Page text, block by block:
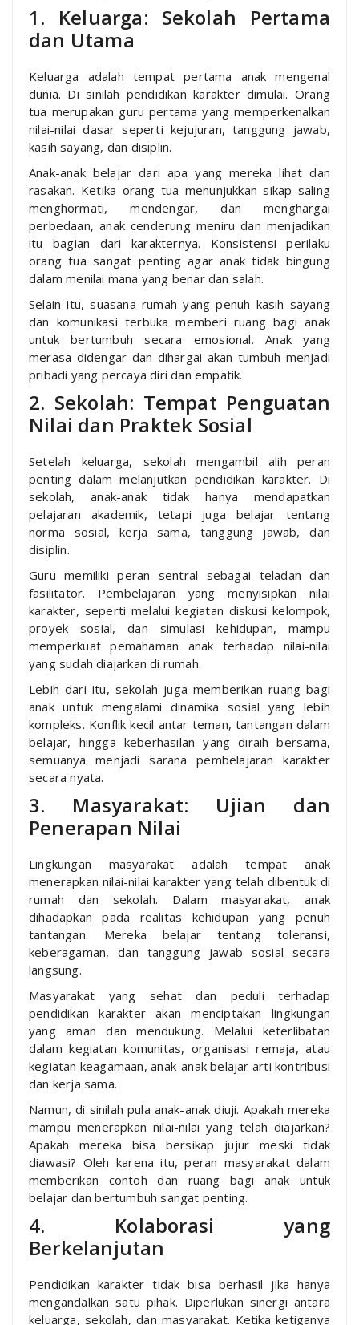
1. Keluarga: Sekolah Pertama
dan Utama
Keluarga adalah tempat pertama anak mengenal
dunia. Di sinilah pendidikan karakter dimulai. Orang
tua merupakan guru pertama yang memperkenalkan
nilai-nilai dasar seperti kejujuran, tanggung jawab,
kasih sayang, dan disiplin.
Anak-anak belajar dari apa yang mereka lihat dan
rasakan. Ketika orang tua menunjukkan sikap saling
menghormati, mendengar, dan menghargai
perbedaan, anak cenderung meniru dan menjadikan
itu bagian dari karakternya. Konsistensi perilaku
orang tua sangat penting agar anak tidak bingung
dalam menilai mana yang benar dan salah.
Selain itu, suasana rumah yang penuh kasih sayang
dan komunikasi terbuka memberi ruang bagi anak
untuk bertumbuh secara emosional. Anak yang
merasa didengar dan dihargai akan tumbuh menjadi
pribadi yang percaya diri dan empatik.
2. Sekolah: Tempat Penguatan
Nilai dan Praktek Sosial
Setelah keluarga, sekolah mengambil alih peran
penting dalam melanjutkan pendidikan karakter. Di
sekolah, anak-anak tidak hanya mendapatkan
pelajaran akademik, tetapi juga belajar tentang
norma sosial, kerja sama, tanggung jawab, dan
disiplin.
Guru memiliki peran sentral sebagai teladan dan
fasilitator. Pembelajaran yang menyisipkan nilai
karakter, seperti melalui kegiatan diskusi kelompok,
proyek sosial, dan simulasi kehidupan, mampu
memperkuat pemahaman anak terhadap nilai-nilai
yang sudah diajarkan di rumah.
Lebih dari itu, sekolah juga memberikan ruang bagi
anak untuk mengalami dinamika sosial yang lebih
kompleks. Konflik kecil antar teman, tantangan dalam
belajar, hingga keberhasilan yang diraih bersama,
semuanya menjadi sarana pembelajaran karakter
secara nyata.
3. Masyarakat: Ujian dan
Penerapan Nilai
Lingkungan masyarakat adalah tempat anak
menerapkan nilai-nilai karakter yang telah dibentuk di
rumah dan sekolah. Dalam masyarakat, anak
dihadapkan pada realitas kehidupan yang penuh
tantangan. Mereka belajar tentang toleransi,
keberagaman, dan tanggung jawab sosial secara
langsung.
Masyarakat yang sehat dan peduli terhadap
pendidikan karakter akan menciptakan lingkungan
yang aman dan mendukung. Melalui keterlibatan
dalam kegiatan komunitas, organisasi remaja, atau
kegiatan keagamaan, anak-anak belajar arti kontribusi
dan kerja sama.
Namun, di sinilah pula anak-anak diuji. Apakah mereka
mampu menerapkan nilai-nilai yang telah diajarkan?
Apakah mereka bisa bersikap jujur meski tidak
diawasi? Oleh karena itu, peran masyarakat dalam
memberikan contoh dan ruang bagi anak untuk
belajar dan bertumbuh sangat penting.
4. Kolaborasi yang
Berkelanjutan
Pendidikan karakter tidak bisa berhasil jika hanya
mengandalkan satu pihak. Diperlukan sinergi antara
keluarga, sekolah, dan masyarakat. Ketika ketiganya